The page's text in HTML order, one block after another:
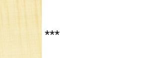
***